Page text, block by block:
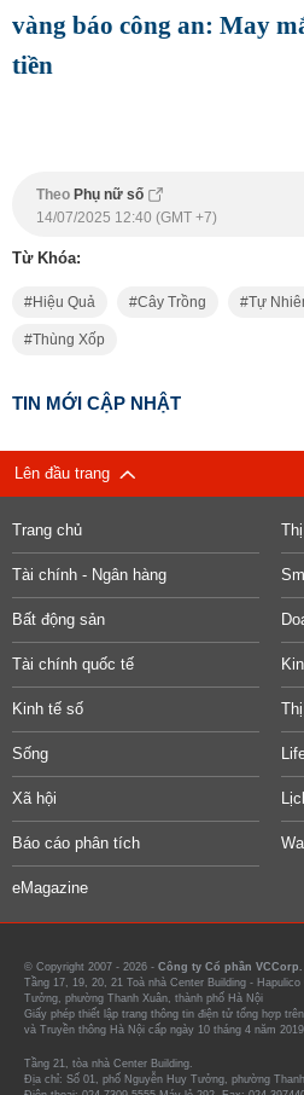
vàng báo công an: May
tiền
Theo Phụ nữ số
14/07/2025 12:40 (GMT +7)
Từ Khóa:
Hiệu Quả Cây Trồng Tự
Thùng Xốp
TIN MỚI CẬP NHẬT
Lên đầu trang
Trang chủ
Tài chính - Ngân hàng
Bất động sản
Tài chính quốc tế
Kinh tế số
Sống
Xã hội
Báo cáo phân tích
eMagazine
© Copyright 2007 - 2026 - Công ty Cổ phần VCCorp.
Tầng 17, 19, 20, 21 Toà nhà Center Building -
Tưởng, phường Thanh Xuân, thành phố Hà Nội
Giấy phép thiết lập trang thông tin điện tử tổng hợp
và Truyền thông Hà Nội cấp ngày 10 tháng 4 năm 2019.
Tầng 21, tòa nhà Center Building.
Địa chỉ: Số 01, phố Nguyễn Huy Tưởng, phường